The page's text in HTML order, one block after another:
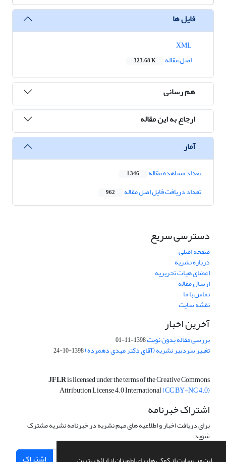
فایل ها
اصل مقاله
323.68 K
هم رسانی
ارجاع به این مقاله
آمار
تعداد مشاهده مقاله 1,346
تعداد دریافت فایل اصل مقاله 962
دسترسی سریع
صفحه اصلی
درباره نشریه
اعضای هیات تحریریه
ارسال مقاله
تماس با ما
نقشه سایت
آخرین اخبار
بررسی مقاله بدون نوبت1398-11-01
تغییر سردبیر نشریه (آقای دکتر مهدی دهمرده)1398-10-24
JFLRis licensed under the terms of the Creative Commons
Attribution License 4.0 International(CC BY-NC 4.0)
اشتراک خبرنامه
برای دریافت اخبار و اطلاعیه های مهم نشریه در خبرنامه نشریه مشترک
شوید.